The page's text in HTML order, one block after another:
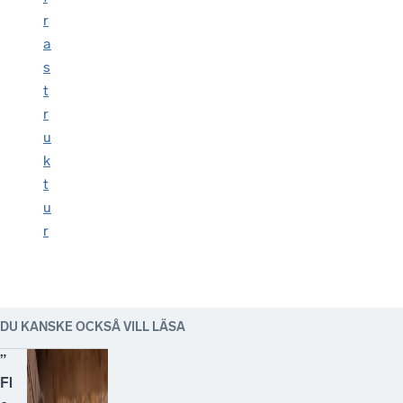
r
a
s
t
r
u
k
t
u
r
DU KANSKE OCKSÅ VILL LÄSA
”
Fl